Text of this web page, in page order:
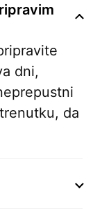
dni,
da